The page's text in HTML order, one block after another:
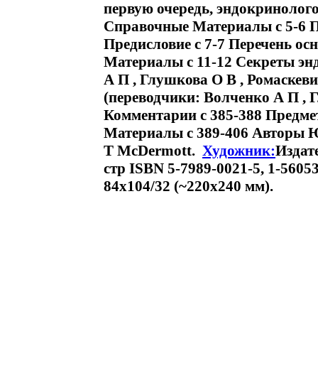
первую очередь,
Справочные Материалы c 5-6
Предисловие c 7-7 Перечень
Материалы c 11-12 Секреты
А П , Глушкова О В ,
(переводчики: Волченко А П ,
Комментарии c 385-388
Материалы c 389-406 Авторы
T McDermott. Художник:
стр ISBN 5-7989-0021-5, 1-
84x104/32 (~220x240 мм).